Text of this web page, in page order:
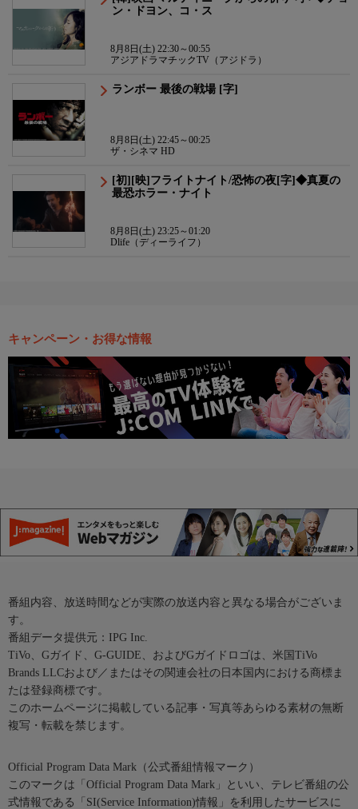
ン・ドヨン、コ・ス
8月8日(土) 22:30～00:55
アジアドラマチックTV（アジドラ）
ランボー 最後の戦場 [字]
8月8日(土) 22:45～00:25
ザ・シネマ HD
[初][映]フライトナイト/恐怖の夜[字]◆真夏の
最恐ホラー・ナイト
8月8日(土) 23:25～01:20
Dlife（ディーライフ）
キャンペーン・お得な情報
番組内容、放送時間などが実際の放送内容と異なる場合がございま
す。
番組データ提供元：IPG Inc.
TiVo、Gガイド、G-GUIDE、およびGガイドロゴは、米国TiVo
Brands LLCおよび／またはその関連会社の日本国内における商標ま
たは登録商標です。
このホームページに掲載している記事・写真等あらゆる素材の無断
複写・転載を禁じます。
Official Program Data Mark（公式番組情報マーク）
このマークは「Official Program Data Mark」といい、テレビ番組の公
式情報である「SI(Service Information)情報」を利用したサービスに